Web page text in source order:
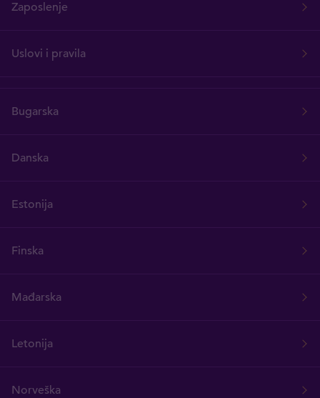
Zaposlenje
Uslovi i pravila
Bugarska
Danska
Estonija
Finska
Mađarska
Letonija
Norveška